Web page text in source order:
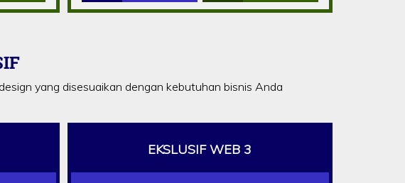
yang disesuaikan dengan kebutuhan bisnis Anda
EKSLUSIF WEB 3